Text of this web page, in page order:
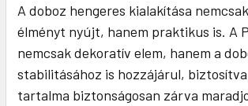
A doboz hengeres kialakítása
élményt nyújt, hanem praktikus is. A
nemcsak dekoratív elem, hanem a
stabilitásához is hozzájárul,
tartalma biztonságosan zárva